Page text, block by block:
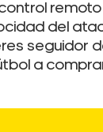
del
seguidor
a